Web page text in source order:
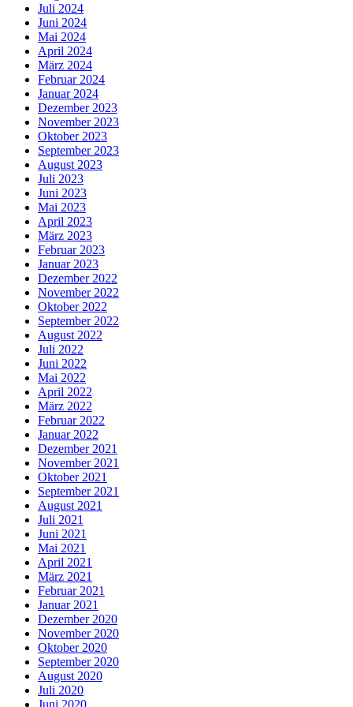
Juli 2024
Juni 2024
Mai 2024
April 2024
März 2024
Februar 2024
Januar 2024
Dezember 2023
November 2023
Oktober 2023
September 2023
August 2023
Juli 2023
Juni 2023
Mai 2023
April 2023
März 2023
Februar 2023
Januar 2023
Dezember 2022
November 2022
Oktober 2022
September 2022
August 2022
Juli 2022
Juni 2022
Mai 2022
April 2022
März 2022
Februar 2022
Januar 2022
Dezember 2021
November 2021
Oktober 2021
September 2021
August 2021
Juli 2021
Juni 2021
Mai 2021
April 2021
März 2021
Februar 2021
Januar 2021
Dezember 2020
November 2020
Oktober 2020
September 2020
August 2020
Juli 2020
Juni 2020